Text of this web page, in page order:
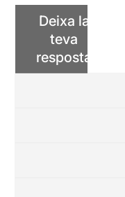
Deixa la
teva
resposta